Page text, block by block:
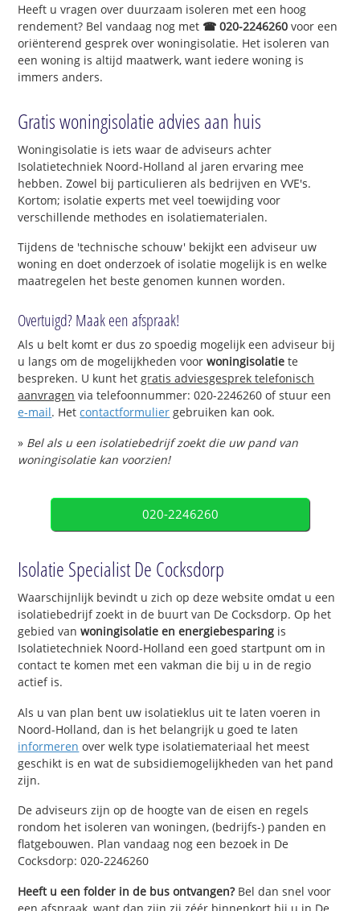
Heeft u vragen over duurzaam isoleren met een hoog
rendement? Bel vandaag nog met ☎ 020-2246260 voor een
oriënterend gesprek over woningisolatie. Het isoleren van
een woning is altijd maatwerk, want iedere woning is
immers anders.
Gratis woningisolatie advies aan huis
Woningisolatie is iets waar de adviseurs achter
Isolatietechniek Noord-Holland al jaren ervaring mee
hebben. Zowel bij particulieren als bedrijven en VVE's.
Kortom; isolatie experts met veel toewijding voor
verschillende methodes en isolatiematerialen.
Tijdens de 'technische schouw' bekijkt een adviseur uw
woning en doet onderzoek of isolatie mogelijk is en welke
maatregelen het beste genomen kunnen worden.
Overtuigd? Maak een afspraak!
Als u belt komt er dus zo spoedig mogelijk een adviseur bij
u langs om de mogelijkheden voorwoningisolatie te
bespreken. U kunt hetgratis adviesgesprek telefonisch
aanvragen via telefoonnummer: 020-2246260 of stuur een
e-mail. Hetcontactformulier gebruiken kan ook.
» Bel als u een isolatiebedrijf zoekt die uw pand van
woningisolatie kan voorzien!
020-2246260
Isolatie Specialist De Cocksdorp
Waarschijnlijk bevindt u zich op deze website omdat u een
isolatiebedrijf zoekt in de buurt van De Cocksdorp. Op het
gebied vanwoningisolatie en energiebesparing is
Isolatietechniek Noord-Holland een goed startpunt om in
contact te komen met een vakman die bij u in de regio
actief is.
Als u van plan bent uw isolatieklus uit te laten voeren in
Noord-Holland, dan is het belangrijk u goed te laten
informeren over welk type isolatiemateriaal het meest
geschikt is en wat de subsidiemogelijkheden van het pand
zijn.
De adviseurs zijn op de hoogte van de eisen en regels
rondom het isoleren van woningen, (bedrijfs-) panden en
flatgebouwen. Plan vandaag nog een bezoek in De
Cocksdorp: 020-2246260
Heeft u een folder in de bus ontvangen?Bel dan snel voor